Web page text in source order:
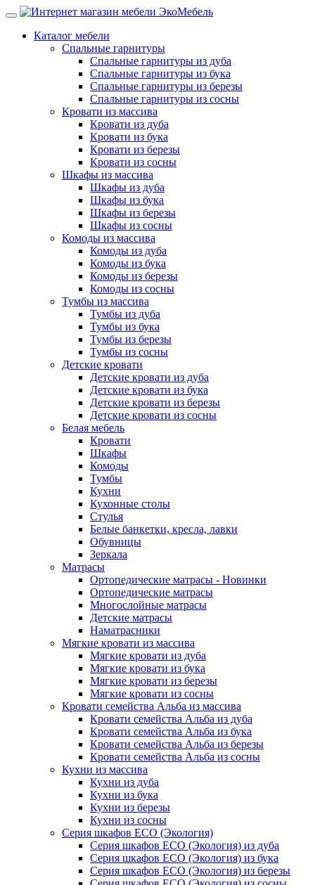
Каталог мебели
Спальные гарнитуры
Спальные гарнитуры из дуба
Спальные гарнитуры из бука
Спальные гарнитуры из березы
Спальные гарнитуры из сосны
Кровати из массива
Кровати из дуба
Кровати из бука
Кровати из березы
Кровати из сосны
Шкафы из массива
Шкафы из дуба
Шкафы из бука
Шкафы из березы
Шкафы из сосны
Комоды из массива
Комоды из дуба
Комоды из бука
Комоды из березы
Комоды из сосны
Тумбы из массива
Тумбы из дуба
Тумбы из бука
Тумбы из березы
Тумбы из сосны
Детские кровати
Детские кровати из дуба
Детские кровати из бука
Детские кровати из березы
Детские кровати из сосны
Белая мебель
Кровати
Шкафы
Комоды
Тумбы
Кухни
Кухонные столы
Стулья
Белые банкетки, кресла, лавки
Обувницы
Зеркала
Матрасы
Ортопедические матрасы - Новинки
Ортопедические матрасы
Многослойные матрасы
Детские матрасы
Наматрасники
Мягкие кровати из массива
Мягкие кровати из дуба
Мягкие кровати из бука
Мягкие кровати из березы
Мягкие кровати из сосны
Кровати семейства Альба из массива
Кровати семейства Альба из дуба
Кровати семейства Альба из бука
Кровати семейства Альба из березы
Кровати семейства Альба из сосны
Кухни из массива
Кухни из дуба
Кухни из бука
Кухни из березы
Кухни из сосны
Серия шкафов ECO (Экология)
Серия шкафов ECO (Экология) из дуба
Серия шкафов ECO (Экология) из бука
Серия шкафов ECO (Экология) из березы